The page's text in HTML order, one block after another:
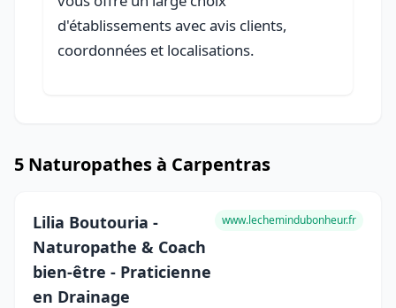
d'établissements avec avis clients,
coordonnées et localisations.
5 Naturopathes à Carpentras
Lilia Boutouria -
Naturopathe & Coach
bien-être - Praticienne
en Drainage
www.lechemindubonheur.fr